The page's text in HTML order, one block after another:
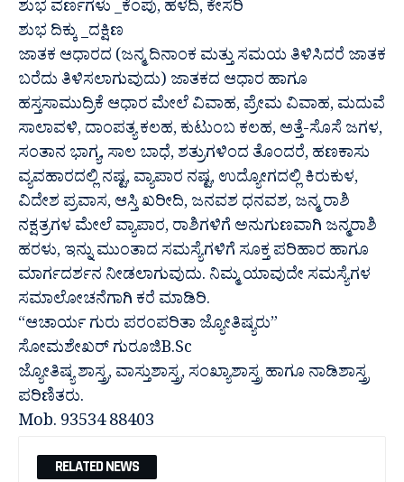
ಶುಭ ವರ್ಣಗಳು _ಕೆಂಪು, ಹಳದಿ, ಕೇಸರಿ
ಶುಭ ದಿಕ್ಕು _ದಕ್ಷಿಣ
ಜಾತಕ ಆಧಾರದ (ಜನ್ಮ ದಿನಾಂಕ ಮತ್ತು ಸಮಯ ತಿಳಿಸಿದರೆ ಜಾತಕ
ಬರೆದು ತಿಳಿಸಲಾಗುವುದು) ಜಾತಕದ ಆಧಾರ ಹಾಗೂ
ಹಸ್ತಸಾಮುದ್ರಿಕೆ ಆಧಾರ ಮೇಲೆ ವಿವಾಹ, ಪ್ರೇಮ ವಿವಾಹ, ಮದುವೆ
ಸಾಲಾವಳಿ, ದಾಂಪತ್ಯ ಕಲಹ, ಕುಟುಂಬ ಕಲಹ, ಅತ್ತೆ-ಸೊಸೆ ಜಗಳ,
ಸಂತಾನ ಭಾಗ್ಯ, ಸಾಲ ಬಾಧೆ, ಶತ್ರುಗಳಿಂದ ತೊಂದರೆ, ಹಣಕಾಸು
ವ್ಯವಹಾರದಲ್ಲಿ ನಷ್ಟ, ವ್ಯಾಪಾರ ನಷ್ಟ, ಉದ್ಯೋಗದಲ್ಲಿ ಕಿರುಕುಳ,
ವಿದೇಶ ಪ್ರವಾಸ, ಆಸ್ತಿ ಖರೀದಿ, ಜನವಶ ಧನವಶ, ಜನ್ಮ ರಾಶಿ
ನಕ್ಷತ್ರಗಳ ಮೇಲೆ ವ್ಯಾಪಾರ, ರಾಶಿಗಳಿಗೆ ಅನುಗುಣವಾಗಿ ಜನ್ಮರಾಶಿ
ಹರಳು, ಇನ್ನು ಮುಂತಾದ ಸಮಸ್ಯೆಗಳಿಗೆ ಸೂಕ್ತ ಪರಿಹಾರ ಹಾಗೂ
ಮಾರ್ಗದರ್ಶನ ನೀಡಲಾಗುವುದು. ನಿಮ್ಮ ಯಾವುದೇ ಸಮಸ್ಯೆಗಳ
ಸಮಾಲೋಚನೆಗಾಗಿ ಕರೆ ಮಾಡಿರಿ.
“ಆಚಾರ್ಯ ಗುರು ಪರಂಪರಿತಾ ಜ್ಯೋತಿಷ್ಯರು”
ಸೋಮಶೇಖರ್ ಗುರೂಜಿB.Sc
ಜ್ಯೋತಿಷ್ಯ ಶಾಸ್ತ್ರ, ವಾಸ್ತುಶಾಸ್ತ್ರ, ಸಂಖ್ಯಾಶಾಸ್ತ್ರ ಹಾಗೂ ನಾಡಿಶಾಸ್ತ್ರ
ಪರಿಣಿತರು.
Mob. 93534 88403
RELATED NEWS